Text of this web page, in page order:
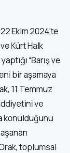
Ekim 2024’te
Kürt Halk
“Barış ve
bir aşamaya
11 Temmuz
ve
konulduğunu
toplumsal